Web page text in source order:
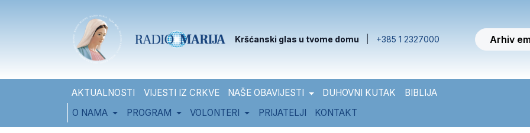
Kršćanski glas u tvome domu +385 1 2327000 Arhiv
AKTUALNOSTI VIJESTI IZ CRKVE NAŠE OBAVIJESTI DUHOVNI KUTAK
BIBLIJA
O NAMA
PROGRAM VOLONTERI PRIJATELJI KONTAKT